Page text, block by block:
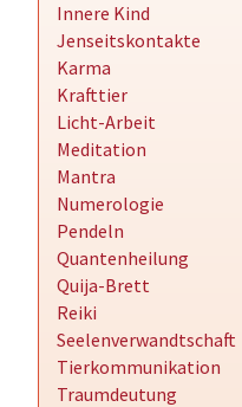
Innere Kind
Jenseitskontakte
Karma
Krafttier
Licht-Arbeit
Meditation
Mantra
Numerologie
Pendeln
Quantenheilung
Quija-Brett
Reiki
Seelenverwandtschaft
Tierkommunikation
Traumdeutung